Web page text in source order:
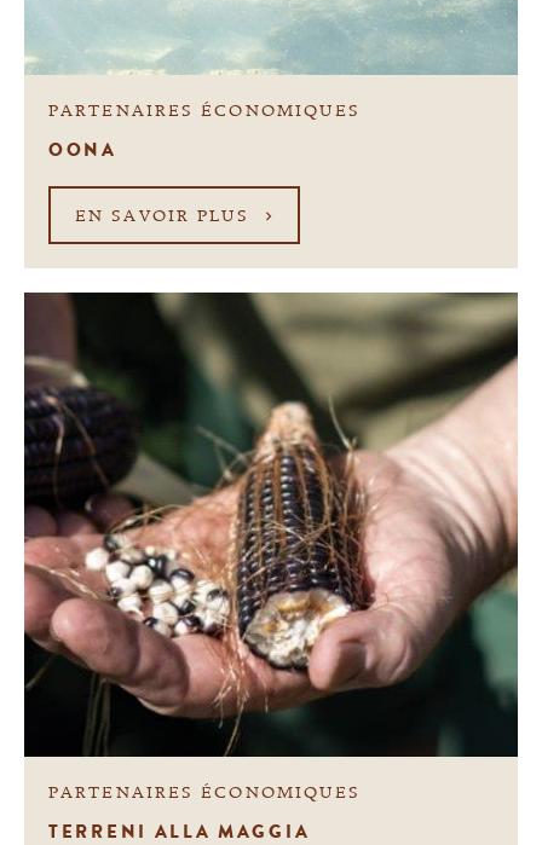
PARTENAIRES ÉCONOMIQUES
OONA
EN SAVOIR PLUS
PARTENAIRES ÉCONOMIQUES
TERRENI ALLA MAGGIA